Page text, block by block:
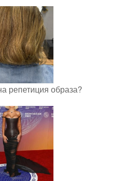
репетиция образа?